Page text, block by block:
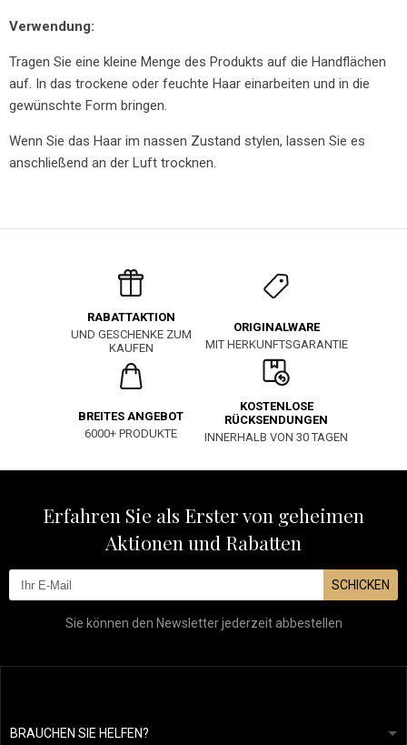
Verwendung:
Tragen Sie eine kleine Menge des Produkts auf die Handflächen
auf. In das trockene oder feuchte Haar einarbeiten und in die
gewünschte Form bringen.
Wenn Sie das Haar im nassen Zustand stylen, lassen Sie es
anschließend an der Luft trocknen.
RABATTAKTION
UND GESCHENKE ZUM
KAUFEN
ORIGINALWARE
MIT HERKUNFTSGARANTIE
BREITES ANGEBOT
6000+ PRODUKTE
KOSTENLOSE
RÜCKSENDUNGEN
INNERHALB VON 30 TAGEN
Erfahren Sie als Erster von geheimen
Aktionen und Rabatten
SCHICKEN
Sie können den Newsletter jederzeit abbestellen
BRAUCHEN SIE HELFEN?
info@mapeja.de